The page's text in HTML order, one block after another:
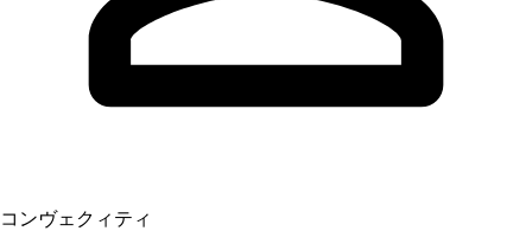
コンヴェクィティ